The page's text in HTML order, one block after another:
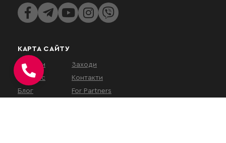
КАРТА САЙТУ
Послуги
Про нас
Блог
Заходи
Контакти
For Partners